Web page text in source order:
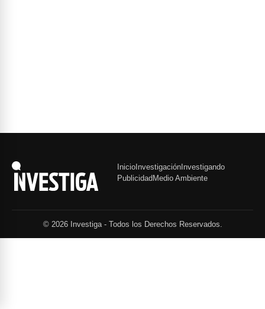
InicioInvestigaciónInvestigando
PublicidadMedio Ambiente
© 2026 Investiga - Todos los Derechos Reservados.